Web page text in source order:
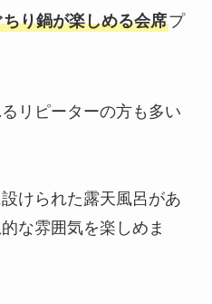
り鍋が楽しめる会席プ
リピーターの方も多い
けられた露天風呂があ
な雰囲気を楽しめま